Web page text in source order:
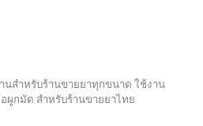
นสำหรับร้านขายยาทุกขนาด ใช้งาน
ผูกมัด สำหรับร้านขายยาไทย